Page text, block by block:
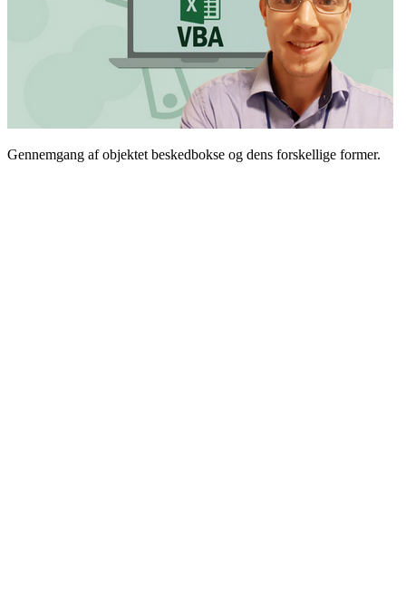
Gennemgang af objektet beskedbokse og dens forskellige former.